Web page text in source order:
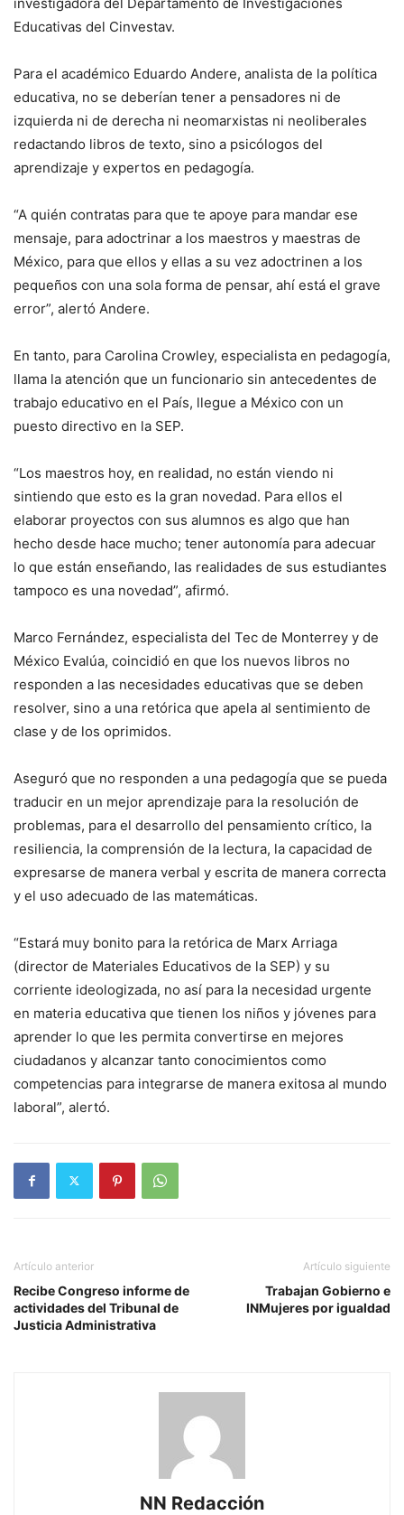
Educativas del Cinvestav.
Para el académico Eduardo Andere, analista de la política
educativa, no se deberían tener a pensadores ni de
izquierda ni de derecha ni neomarxistas ni neoliberales
redactando libros de texto, sino a psicólogos del
aprendizaje y expertos en pedagogía.
“A quién contratas para que te apoye para mandar ese
mensaje, para adoctrinar a los maestros y maestras de
México, para que ellos y ellas a su vez adoctrinen a los
pequeños con una sola forma de pensar, ahí está el grave
error”, alertó Andere.
En tanto, para Carolina Crowley, especialista en pedagogía,
llama la atención que un funcionario sin antecedentes de
trabajo educativo en el País, llegue a México con un
puesto directivo en la SEP.
“Los maestros hoy, en realidad, no están viendo ni
sintiendo que esto es la gran novedad. Para ellos el
elaborar proyectos con sus alumnos es algo que han
hecho desde hace mucho; tener autonomía para adecuar
lo que están enseñando, las realidades de sus estudiantes
tampoco es una novedad”, afirmó.
Marco Fernández, especialista del Tec de Monterrey y de
México Evalúa, coincidió en que los nuevos libros no
responden a las necesidades educativas que se deben
resolver, sino a una retórica que apela al sentimiento de
clase y de los oprimidos.
Aseguró que no responden a una pedagogía que se pueda
traducir en un mejor aprendizaje para la resolución de
problemas, para el desarrollo del pensamiento crítico, la
resiliencia, la comprensión de la lectura, la capacidad de
expresarse de manera verbal y escrita de manera correcta
y el uso adecuado de las matemáticas.
“Estará muy bonito para la retórica de Marx Arriaga
(director de Materiales Educativos de la SEP) y su
corriente ideologizada, no así para la necesidad urgente
en materia educativa que tienen los niños y jóvenes para
aprender lo que les permita convertirse en mejores
ciudadanos y alcanzar tanto conocimientos como
competencias para integrarse de manera exitosa al mundo
laboral”, alertó.
Artículo anterior
Recibe Congreso informe de
actividades del Tribunal de
Justicia Administrativa
Artículo siguiente
Trabajan Gobierno e
INMujeres por igualdad
NN Redacción